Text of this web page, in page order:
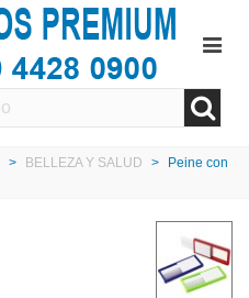
> BELLEZA Y SALUD >
Peine con